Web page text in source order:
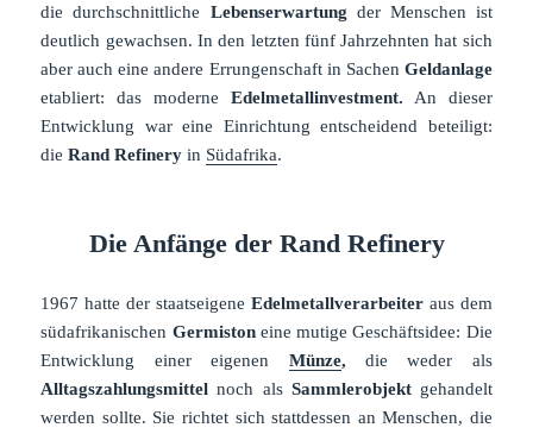
die durchschnittliche Lebenserwartung der Menschen ist
deutlich gewachsen. In den letzten fünf Jahrzehnten hat sich
aber auch eine andere Errungenschaft in Sachen Geldanlage
etabliert: das moderne Edelmetallinvestment. An dieser
Entwicklung war eine Einrichtung entscheidend beteiligt:
dieRand Refinery in Südafrika.
Die Anfänge der Rand Refinery
1967 hatte der staatseigene Edelmetallverarbeiteraus dem
südafrikanischen Germistoneine mutige Geschäftsidee: Die
Entwicklung einer eigenen Münze, die weder als
Alltagszahlungsmittel noch als Sammlerobjektgehandelt
werden sollte. Sie richtet sich stattdessen an Menschen, die